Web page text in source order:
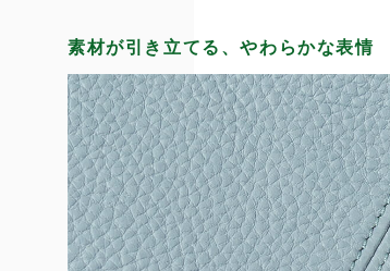
素材が引き立てる、やわらかな表情